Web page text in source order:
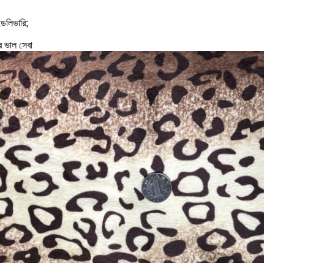
একটি বার্তা রেখে যান
আমরা শীঘ্রই আপনাকে আবার কল করব!
ভাল সেবা